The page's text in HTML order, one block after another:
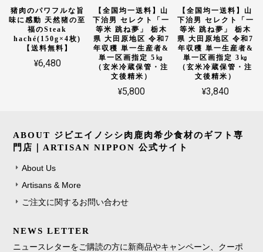
猪肉のパワフルな旨
味に感動 天然猪の至
福のSteak
haché(150g×4枚)
【送料無料】
¥6,480
【全国均一送料】山
下治男 セレクト「一
等米 跳ね夢」 栃木
県 大田原地区 令和7
年収穫 単一生産者&
単一区画指定 5㎏
（玄米冷蔵保管・注
文後精米）
¥5,800
【全国均一送料】山
下治男 セレクト「一
等米 跳ね夢」 栃木
県 大田原地区 令和7
年収穫 単一生産者&
単一区画指定 3㎏
（玄米冷蔵保管・注
文後精米）
¥3,840
ABOUT ジビエイノシシ肉鹿肉希少食材のギフト専
門店｜ARTISAN NIPPON 公式サイト
About Us
Artisans & More
ご注文に関するお問い合わせ
NEWS LETTER
ニュースレターをご購読の方に新商品やキャンペーン、クーポ